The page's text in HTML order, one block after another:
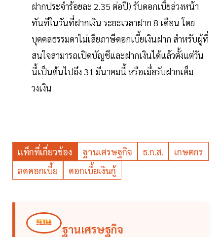
ฝากประจำร้อยละ 2.35 ต่อปี) รับดอกเบี้ยล่วงหน้า
ทันทีในวันที่ฝากเงิน ระยะเวลาฝาก 8 เดือน โดย
บุคคลธรรมดาไม่เสียภาษีดอกเบี้ยเงินฝาก สำหรับผู้ที่
สนใจสามารถเปิดบัญชีและฝากเงินได้แล้วตั้งแต่วัน
นี้เป็นต้นไปถึง 31 มีนาคมนี้ หรือเมื่อรับฝากเต็ม
วงเงิน
แท็กที่เกี่ยวข้อง ฐานเศรษฐกิจ ธ.ก.ส.
เกษตกร
ลดดอกเบี้ย
ดอกเบี้ยเงินกู้
ฐานเศรษฐกิจ